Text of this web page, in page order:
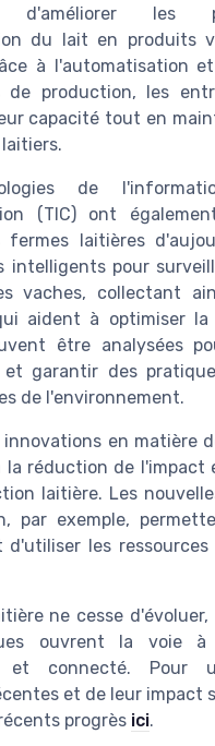
d'améliorer les
du lait en produits
à l'automatisation
de production, les
capacité tout en
de
(TIC) ont
fermes laitières
intelligents pour
vaches, collectant
aident à optimiser la
être analysées
et garantir des
de l'environnement.
innovations en matière
la réduction de l'impact
laitière. Les
par exemple,
d'utiliser les
ne cesse
ouvrent la voie
et connecté. Pour
et de leur impact
progrès ici.